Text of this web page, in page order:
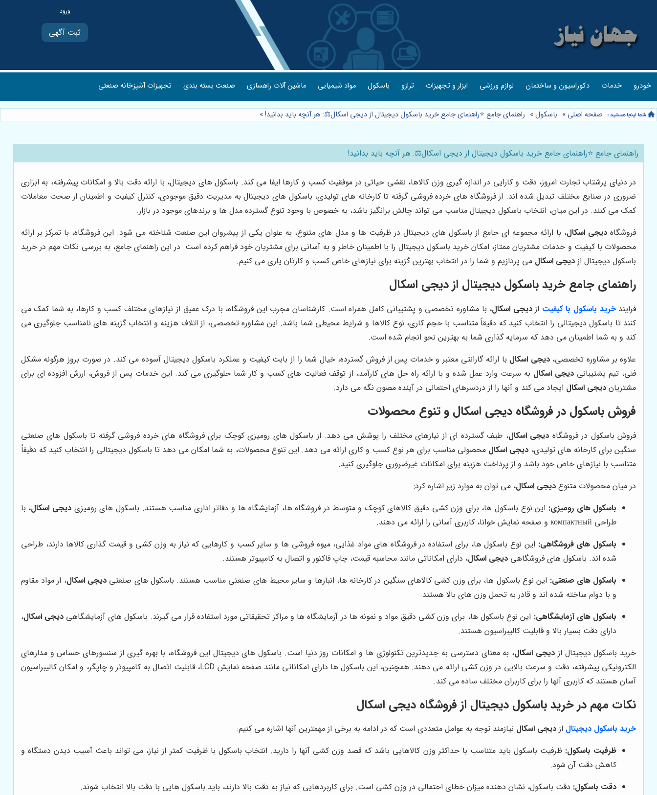
ثبت آگهی
خودرو خدمات دکوراسیون و ساختمان لوازم ورزشی ابزار و تجهیزات ترازو باسکول مواد شیمیایی ماشین آلات راهسازی صنعت بسته بندی تجهیزات آشپزخانه صنعتی
صفحه اصلی » باسکول» راهنمای جامع ⭐️راهنمای جامع خرید باسکول دیجیتال از دیجی اسکال⚖️: هر آنچه باید بدانید!»
راهنمای جامع ⭐️راهنمای جامع خرید باسکول دیجیتال از دیجی اسکال⚖️: هر آنچه باید بدانید!
در دنیای پرشتاب تجارت امروز، دقت و کارایی در اندازه گیری وزن کالاها، نقشی حیاتی در موفقیت کسب و کارها ایفا می کند. باسکول های دیجیتال، با ارائه دقت بالا و امکانات پیشرفته، به ابزاری
ضروری در صنایع مختلف تبدیل شده اند. از فروشگاه های خرده فروشی گرفته تا کارخانه های تولیدی، باسکول های دیجیتال به مدیریت دقیق موجودی، کنترل کیفیت و اطمینان از صحت معاملات
کمک می کنند. در این میان، انتخاب باسکول دیجیتال مناسب می تواند چالش برانگیز باشد، به خصوص با وجود تنوع گسترده مدل ها و برندهای موجود در بازار.
فروشگاه دیجی اسکال، با ارائه مجموعه ای جامع از باسکول های دیجیتال در ظرفیت ها و مدل های متنوع، به عنوان یکی از پیشروان این صنعت شناخته می شود. این فروشگاه، با تمرکز بر ارائه
محصولات با کیفیت و خدمات مشتریان ممتاز، امکان خرید باسکول دیجیتال را با اطمینان خاطر و به آسانی برای مشتریان خود فراهم کرده است. در این راهنمای جامع، به بررسی نکات مهم در خرید
باسکول دیجیتال از دیجی اسکال می پردازیم و شما را در انتخاب بهترین گزینه برای نیازهای خاص کسب و کارتان یاری می کنیم.
راهنمای جامع خرید باسکول دیجیتال از دیجی اسکال
فرایندخرید باسکول با کیفیت ازدیجی اسکال، با مشاوره تخصصی و پشتیبانی کامل همراه است. کارشناسان مجرب این فروشگاه، با درک عمیق از نیازهای مختلف کسب و کارها، به شما کمک می
کنند تا باسکول دیجیتالی را انتخاب کنید که دقیقاً متناسب با حجم کاری، نوع کالاها و شرایط محیطی شما باشد. این مشاوره تخصصی، از اتلاف هزینه و انتخاب گزینه های نامناسب جلوگیری می
کند و به شما اطمینان می دهد که سرمایه گذاری شما به بهترین نحو انجام شده است.
علاوه بر مشاوره تخصصی،دیجی اسکال با ارائه گارانتی معتبر و خدمات پس از فروش گسترده، خیال شما را از بابت کیفیت و عملکرد باسکول دیجیتال آسوده می کند. در صورت بروز هرگونه مشکل
فنی، تیم پشتیبانی دیجی اسکال به سرعت وارد عمل شده و با ارائه راه حل های کارآمد، از توقف فعالیت های کسب و کار شما جلوگیری می کند. این خدمات پس از فروش، ارزش افزوده ای برای
مشتریان دیجی اسکال ایجاد می کند و آنها را از دردسرهای احتمالی در آینده مصون نگه می دارد.
فروش باسکول در فروشگاه دیجی اسکال و تنوع محصولات
فروش باسکول در فروشگاه دیجی اسکال، طیف گسترده ای از نیازهای مختلف را پوشش می دهد. از باسکول های رومیزی کوچک برای فروشگاه های خرده فروشی گرفته تا باسکول های صنعتی
سنگین برای کارخانه های تولیدی، دیجی اسکال محصولی مناسب برای هر نوع کسب و کاری ارائه می دهد. این تنوع محصولات، به شما امکان می دهد تا باسکول دیجیتالی را انتخاب کنید که دقیقاً
متناسب با نیازهای خاص خود باشد و از پرداخت هزینه برای امکانات غیرضروری جلوگیری کنید.
در میان محصولات متنوع دیجی اسکال، می توان به موارد زیر اشاره کرد:
باسکول های رومیزی: این نوع باسکول ها، برای وزن کشی دقیق کالاهای کوچک و متوسط در فروشگاه ها، آزمایشگاه ها و دفاتر اداری مناسب هستند. باسکول های رومیزی دیجی اسکال، با
طراحی компактный و صفحه نمایش خوانا، کاربری آسانی را ارائه می دهند.
باسکول های فروشگاهی: این نوع باسکول ها، برای استفاده در فروشگاه های مواد غذایی، میوه فروشی ها و سایر کسب و کارهایی که نیاز به وزن کشی و قیمت گذاری کالاها دارند، طراحی
شده اند. باسکول های فروشگاهی دیجی اسکال، دارای امکاناتی مانند محاسبه قیمت، چاپ فاکتور و اتصال به کامپیوتر هستند.
باسکول های صنعتی: این نوع باسکول ها، برای وزن کشی کالاهای سنگین در کارخانه ها، انبارها و سایر محیط های صنعتی مناسب هستند. باسکول های صنعتی دیجی اسکال، از مواد مقاوم
و با دوام ساخته شده اند و قادر به تحمل وزن های بالا هستند.
باسکول های آزمایشگاهی: این نوع باسکول ها، برای وزن کشی دقیق مواد و نمونه ها در آزمایشگاه ها و مراکز تحقیقاتی مورد استفاده قرار می گیرند. باسکول های آزمایشگاهی دیجی اسکال،
دارای دقت بسیار بالا و قابلیت کالیبراسیون هستند.
خرید باسکول دیجیتال از دیجی اسکال، به معنای دسترسی به جدیدترین تکنولوژی ها و امکانات روز دنیا است. باسکول های دیجیتال این فروشگاه، با بهره گیری از سنسورهای حساس و مدارهای
الکترونیکی پیشرفته، دقت و سرعت بالایی در وزن کشی ارائه می دهند. همچنین، این باسکول ها دارای امکاناتی مانند صفحه نمایش LCD، قابلیت اتصال به کامپیوتر و چاپگر، و امکان کالیبراسیون
آسان هستند که کاربری آنها را برای کاربران مختلف ساده می کند.
نکات مهم در خرید باسکول دیجیتال از فروشگاه دیجی اسکال
خرید باسکول دیجیتال از دیجی اسکال نیازمند توجه به عوامل متعددی است که در ادامه به برخی از مهمترین آنها اشاره می کنیم:
ظرفیت باسکول: ظرفیت باسکول باید متناسب با حداکثر وزن کالاهایی باشد که قصد وزن کشی آنها را دارید. انتخاب باسکول با ظرفیت کمتر از نیاز، می تواند باعث آسیب دیدن دستگاه و
کاهش دقت آن شود.
دقت باسکول: دقت باسکول، نشان دهنده میزان خطای احتمالی در وزن کشی است. برای کاربردهایی که نیاز به دقت بالا دارند، باید باسکول هایی با دقت بالا انتخاب شوند.